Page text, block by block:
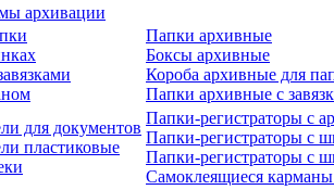
архивации
Папки архивные
Боксы архивные
Короба архивные для
Папки архивные с
для документов
пластиковые
Папки-регистраторы с
Папки-регистраторы с
Папки-регистраторы с
Самоклеящиеся